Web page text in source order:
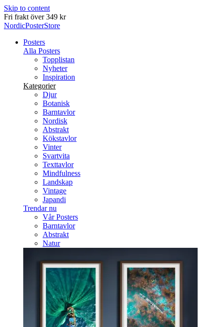
Skip to content
Leverans inom 2-5 arbetsdagar
NordicPosterStore
Posters
Alla Posters
Topplistan
Nyheter
Inspiration
Kategorier
Djur
Botanisk
Barntavlor
Nordisk
Abstrakt
Kökstavlor
Vinter
Svartvita
Texttavlor
Mindfulness
Landskap
Vintage
Japandi
Trendar nu
Vår Posters
Barntavlor
Abstrakt
Natur